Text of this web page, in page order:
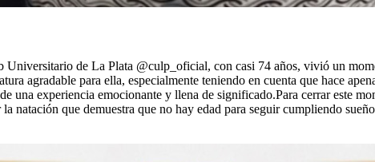
de La Plata @culp_oficial, con casi 74 años, vivió un
agradable para ella, especialmente teniendo en cuenta que hace
experiencia emocionante y llena de significado.Para cerrar este
natación que demuestra que no hay edad para seguir cumpliendo